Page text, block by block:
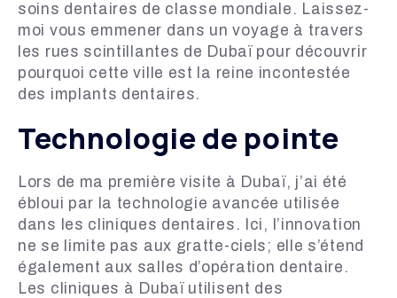
soins dentaires de classe mondiale. Laissez-
moi vous emmener dans un voyage à travers
les rues scintillantes de Dubaï pour découvrir
pourquoi cette ville est la reine incontestée
des implants dentaires.
Technologie de pointe
Lors de ma première visite à Dubaï, j’ai été
ébloui par la technologie avancée utilisée
dans les cliniques dentaires. Ici, l’innovation
ne se limite pas aux gratte-ciels; elle s’étend
également aux salles d’opération dentaire.
Les cliniques à Dubaï utilisent des